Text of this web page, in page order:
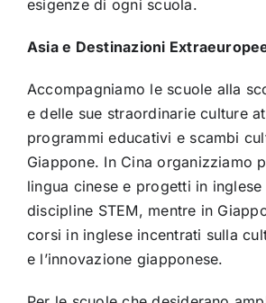
esigenze di ogni scuola.
Asia e Destinazioni
Accompagniamo le scuole alla
e delle sue straordinarie culture
programmi educativi e scambi
Giappone. In Cina organizziamo
lingua cinese e progetti in
discipline STEM, mentre in
corsi in inglese incentrati sulla
e l’innovazione giapponese.